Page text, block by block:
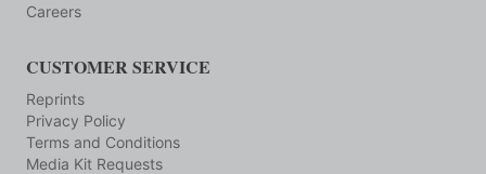
Careers
CUSTOMER SERVICE
Reprints
Privacy Policy
Terms and Conditions
Media Kit Requests